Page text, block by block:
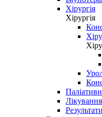
Хірургія
Хірургія